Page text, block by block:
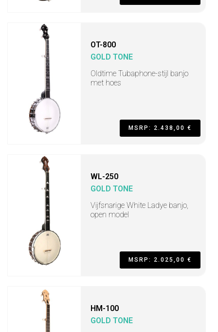
OT-800
GOLD TONE
Oldtime Tubaphone-stijl banjo
met hoes
MSRP: 2.438,00 €
WL-250
GOLD TONE
Vijfsnarige White Ladye banjo,
open model
MSRP: 2.025,00 €
HM-100
GOLD TONE